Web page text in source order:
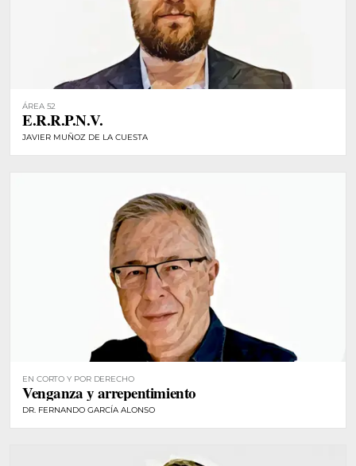
ÁREA 52
E.R.R.P.N.V.
JAVIER MUÑOZ DE LA CUESTA
EN CORTO Y POR DERECHO
Venganza y arrepentimiento
DR. FERNANDO GARCÍA ALONSO